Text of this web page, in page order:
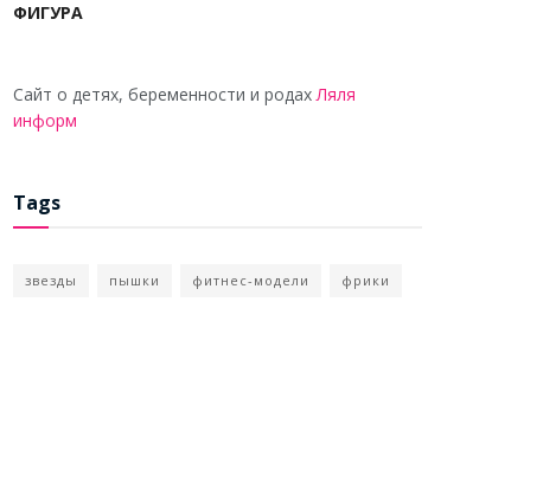
ФИГУРА
Сайт о детях, беременности и родахЛяля
информ
Tags
звезды пышки фитнес-модели фрики